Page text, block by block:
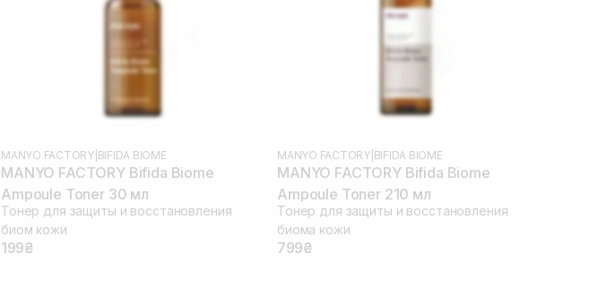
MANYO FACTORY| BIFIDA BIOME
MANYO FACTORY Bifida Biome
Ampoule Toner 30 мл
Тонер для защиты и восстановления
биом кожи
199₴
MANYO FACTORY| BIFIDA BIOME
MANYO FACTORY Bifida Biome
Ampoule Toner 210 мл
Тонер для защиты и восстановления
биома кожи
799₴